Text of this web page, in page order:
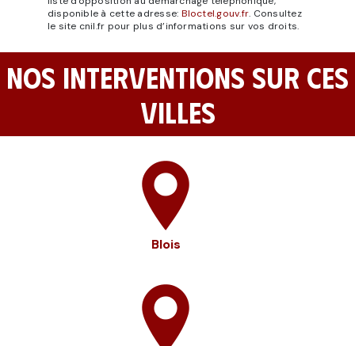
disponible à cette adresse: Bloctel.gouv.fr. Consultez
le site cnil.fr pour plus d’informations sur vos droits.
NOS INTERVENTIONS SUR CES
VILLES
Blois